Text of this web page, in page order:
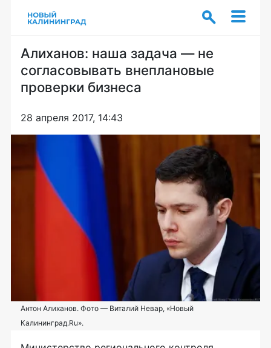
Алиханов: наша задача — не
согласовывать внеплановые
проверки бизнеса
28 апреля 2017, 14:43
Антон Алиханов. Фото — Виталий Невар, «Новый
Калининград.Ru».